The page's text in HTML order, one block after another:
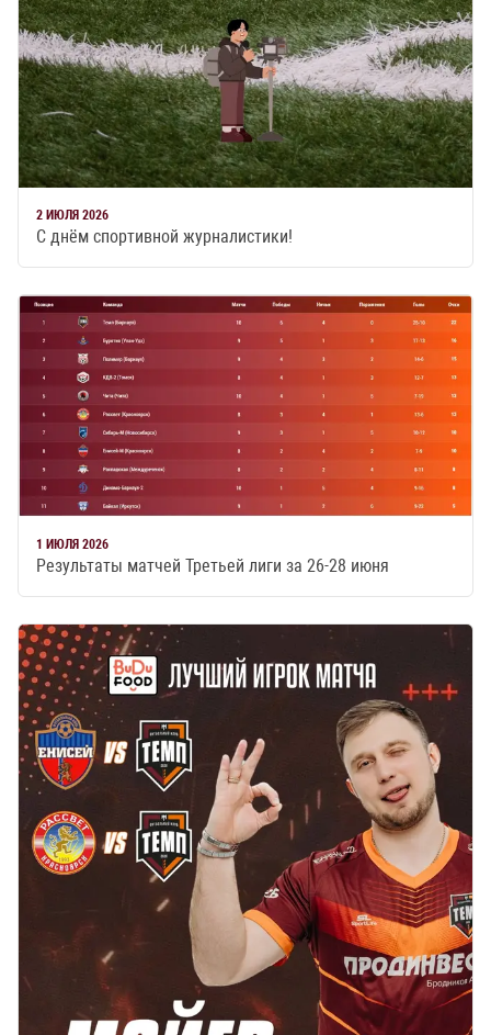
2 ИЮЛЯ 2026
С днём спортивной журналистики!
1 ИЮЛЯ 2026
Результаты матчей Третьей лиги за 26-28 июня